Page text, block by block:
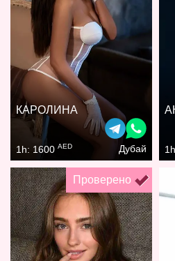
КАРОЛИНА
1h: 1600 AED Дубай
Проверено